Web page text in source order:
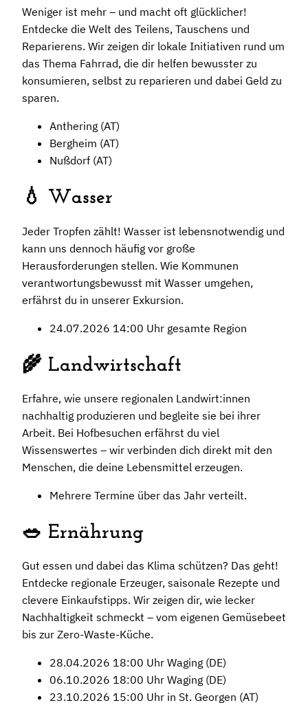
Weniger ist mehr – und macht oft glücklicher!
Entdecke die Welt des Teilens, Tauschens und
Reparierens. Wir zeigen dir lokale Initiativen rund um
das Thema Fahrrad, die dir helfen bewusster zu
konsumieren, selbst zu reparieren und dabei Geld zu
sparen.
Anthering (AT)
Bergheim (AT)
Nußdorf (AT)
💧 Wasser
Jeder Tropfen zählt! Wasser ist lebensnotwendig und
kann uns dennoch häufig vor große
Herausforderungen stellen. Wie Kommunen
verantwortungsbewusst mit Wasser umgehen,
erfährst du in unserer Exkursion.
24.07.2026 14:00 Uhr gesamte Region
🌾 Landwirtschaft
Erfahre, wie unsere regionalen Landwirt:innen
nachhaltig produzieren und begleite sie bei ihrer
Arbeit. Bei Hofbesuchen erfährst du viel
Wissenswertes – wir verbinden dich direkt mit den
Menschen, die deine Lebensmittel erzeugen.
Mehrere Termine über das Jahr verteilt.
🥗 Ernährung
Gut essen und dabei das Klima schützen? Das geht!
Entdecke regionale Erzeuger, saisonale Rezepte und
clevere Einkaufstipps. Wir zeigen dir, wie lecker
Nachhaltigkeit schmeckt – vom eigenen Gemüsebeet
bis zur Zero-Waste-Küche.
28.04.2026 18:00 Uhr Waging (DE)
06.10.2026 18:00 Uhr Waging (DE)
23.10.2026 15:00 Uhr in St. Georgen (AT)